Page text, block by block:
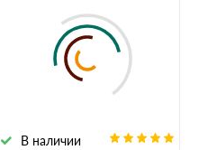
В наличии